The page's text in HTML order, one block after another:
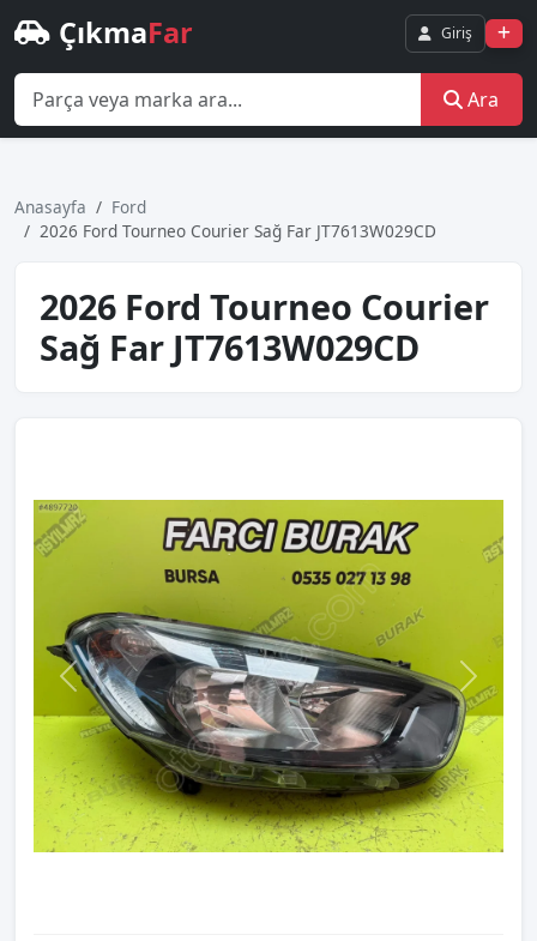
ÇıkmaFar Giriş
Ara
Anasayfa
Ford
2026 Ford Tourneo Courier Sağ Far JT7613W029CD
2026 Ford Tourneo Courier
Sağ Far JT7613W029CD